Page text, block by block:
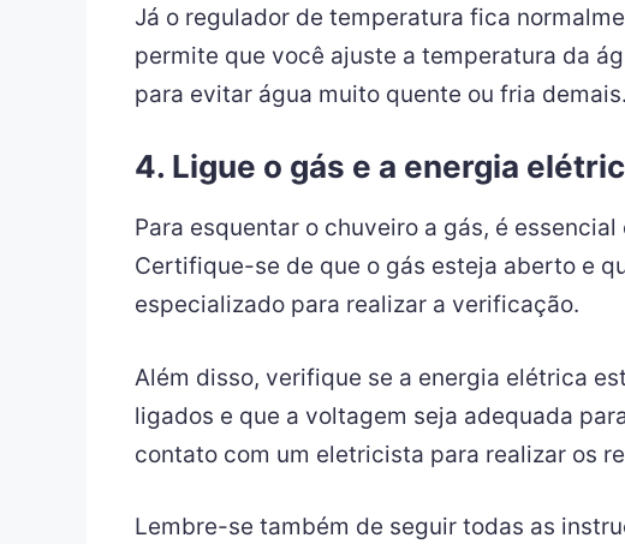
Já o regulador de temperatura fica
permite que você ajuste a temperatura da
para evitar água muito quente ou fria demais.
4. Ligue o gás e a energia
Para esquentar o chuveiro a gás, é
Certifique-se de que o gás esteja aberto e
especializado para realizar a verificação.
Além disso, verifique se a energia elétrica
ligados e que a voltagem seja adequada
contato com um eletricista para realizar os
Lembre-se também de seguir todas as